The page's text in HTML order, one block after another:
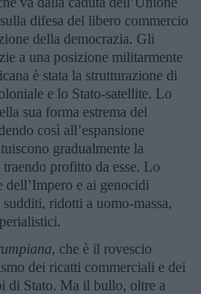
difesa del libero commercio
della democrazia. Gli
a una posizione militarmente
è stata la strutturazione di
e lo Stato-satellite. Lo
sua forma estrema del
così all’espansione
gradualmente la
profitto da esse. Lo
dell’Impero e ai genocidi
ridotti a uomo-massa,
, che è il rovescio
dei ricatti commerciali e dei
di Stato. Ma il bullo, oltre a